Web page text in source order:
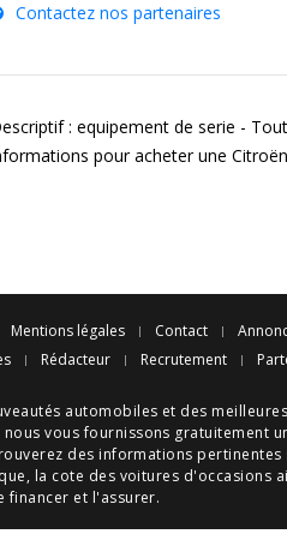
Contactez nos partenaires
: equipement de serie -
pour acheter une
Mentions légales Contact
Rédacteur Recrutement
automobiles et des meilleures
nous vous fournissons gratuitement
des informations pertinentes
, la cote des voitures d'occasions
financer et l'assurer.